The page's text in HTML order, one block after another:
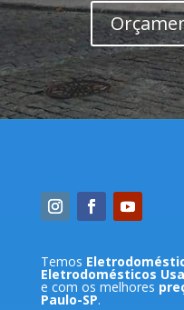
Temos
Eletrodomésticos
e com os melhores
Paulo-SP.